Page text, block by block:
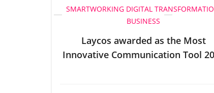
SMARTWORKING DIGITAL
BUSINESS
Laycos awarded as the Most
Innovative Communication Tool